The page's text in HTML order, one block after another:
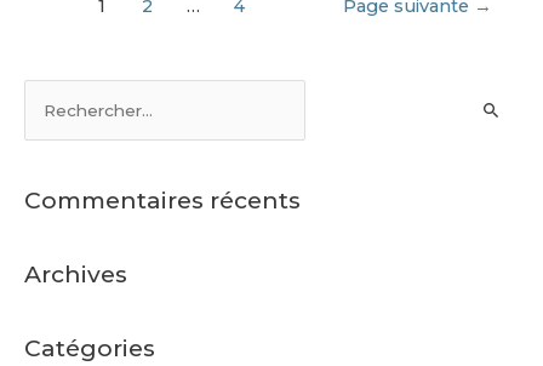
1 2 … 4 Page suivante →
Commentaires récents
Archives
Catégories